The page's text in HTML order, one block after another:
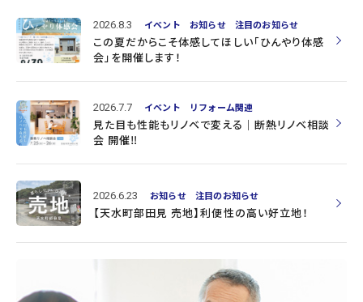
2026.8.3 イベント お知らせ 注目のお知らせ
この夏だからこそ体感してほしい「ひんやり体感
会」を開催します！
2026.7.7 イベント リフォーム関連
見た目も性能もリノベで変える｜断熱リノベ相談
会 開催‼
2026.6.23 お知らせ 注目のお知らせ
【天水町部田見 売地】利便性の高い好立地！